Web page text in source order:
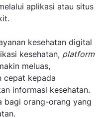
aplikasi atau situs
kesehatan digital
kesehatan, platform
meluas,
cepat kepada
informasi kesehatan.
bagi orang-orang yang